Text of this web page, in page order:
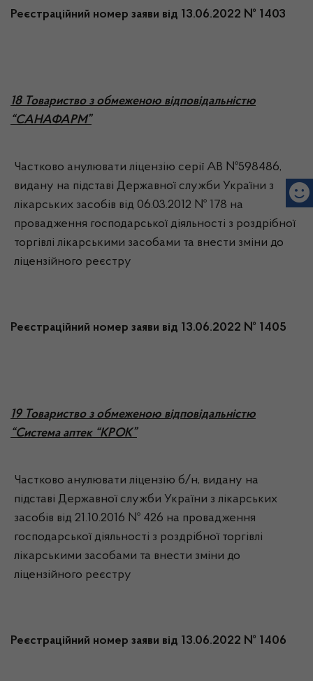
Реєстраційний номер заяви від 13.06.2022 № 1403
18 Товариство з обмеженою відповідальністю
“САНАФАРМ”
Частково анулювати ліцензію серії АВ №598486,
видану на підставі Державної служби України з
лікарських засобів від 06.03.2012 № 178 на
провадження господарської діяльності з роздрібної
торгівлі лікарськими засобами та внести зміни до
ліцензійного реєстру
Реєстраційний номер заяви від 13.06.2022 № 1405
19 Товариство з обмеженою відповідальністю
“Система аптек “КРОК”
Частково анулювати ліцензію б/н, видану на
підставі Державної служби України з лікарських
засобів від 21.10.2016 № 426 на провадження
господарської діяльності з роздрібної торгівлі
лікарськими засобами та внести зміни до
ліцензійного реєстру
Реєстраційний номер заяви від 13.06.2022 № 1406